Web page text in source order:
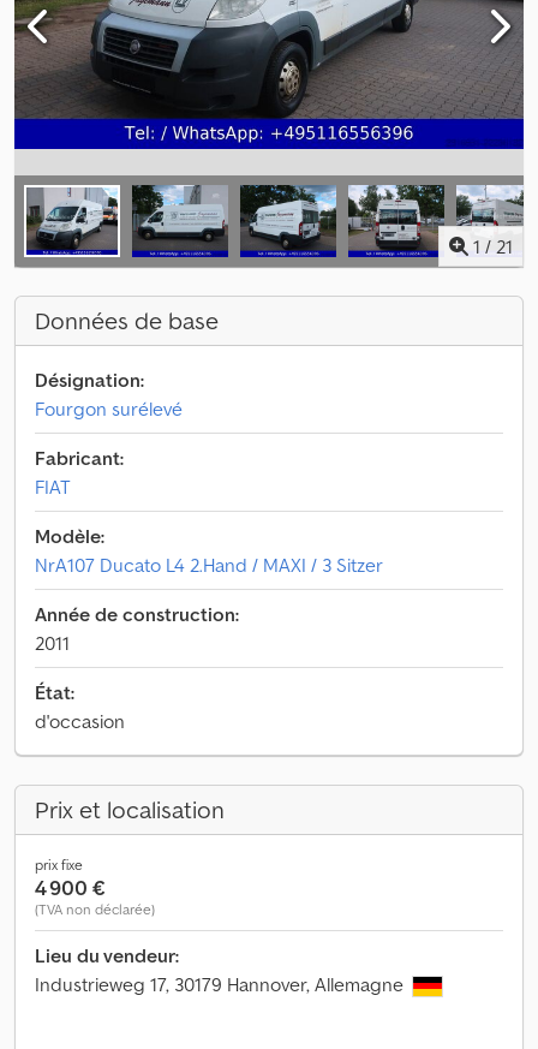
1 / 21
Données de base
Désignation:
Fourgon surélevé
Fabricant:
FIAT
Modèle:
NrA107 Ducato L4 2.Hand / MAXI / 3 Sitzer
Année de construction:
2011
État:
d'occasion
Prix et localisation
prix fixe
4 900 €
(TVA non déclarée)
Lieu du vendeur:
Industrieweg 17, 30179 Hannover, Allemagne